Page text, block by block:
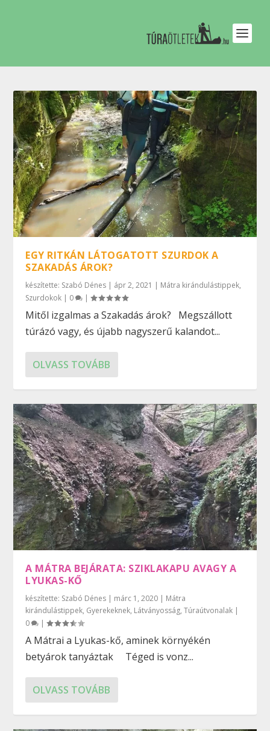
EGY RITKÁN LÁTOGATOTT SZURDOK A
SZAKADÁS ÁROK?
készítette: Szabó Dénes | ápr 2, 2021 | Mátra kirándulástippek,
Szurdokok | 0 |
Mitől izgalmas a Szakadás árok? Megszállott
túrázó vagy, és újabb nagyszerű kalandot...
OLVASS TOVÁBB
A MÁTRA BEJÁRATA: SZIKLAKAPU AVAGY A
LYUKAS-KŐ
készítette: Szabó Dénes | márc 1, 2020 | Mátra
kirándulástippek, Gyerekeknek, Látványosság,Túraútvonalak |
0
|
A Mátrai a Lyukas-kő, aminek környékén
betyárok tanyáztak Téged is vonz...
OLVASS TOVÁBB